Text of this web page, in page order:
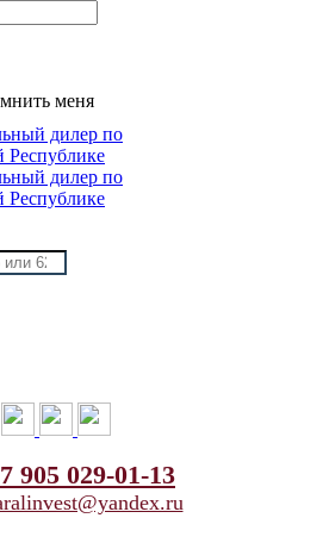
меня
905 029-01-13